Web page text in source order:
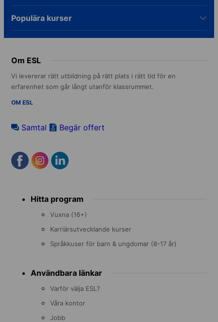
CELI och PLIDA, som alla erkänns av
italienska universitet och de flesta
arbetsgivare i Italien.
Populära kurser
Om ESL
Vi levererar rätt utbildning på rätt plats i rätt tid för en
erfarenhet som går långt utanför klassrummet.
OM ESL
Samtal Begär offert
menu Hitta program
Vuxna (16+)
Karriärsutvecklande kurser
Språkkuser för barn & ungdomar (8-17 år)
Användbara länkar
Varför välja ESL?
Våra kontor
Jobb